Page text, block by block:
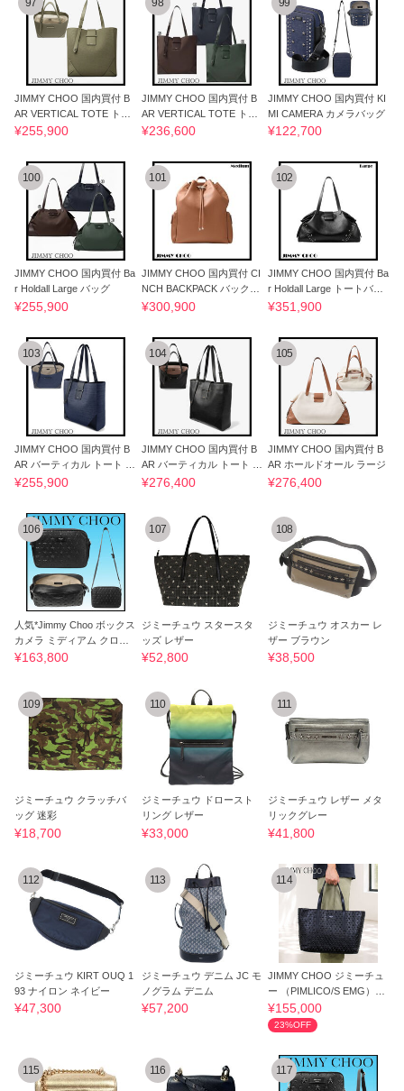
97
JIMMY CHOO 国内買付 B
AR VERTICAL TOTE トー
トバッグ
¥255,900
98
JIMMY CHOO 国内買付 B
AR VERTICAL TOTE トー
トバッグ
¥236,600
99
JIMMY CHOO 国内買付 KI
MI CAMERA カメラバッグ
¥122,700
100
JIMMY CHOO 国内買付 Ba
r Holdall Large バッグ
¥255,900
101
JIMMY CHOO 国内買付 CI
NCH BACKPACK バックパ
ック
¥300,900
102
JIMMY CHOO 国内買付 Ba
r Holdall Large トートバッ
グ
¥351,900
103
JIMMY CHOO 国内買付 B
AR バーティカル トート ミ
ディアム
¥255,900
104
JIMMY CHOO 国内買付 B
AR バーティカル トート ミ
ディアム
¥276,400
105
JIMMY CHOO 国内買付 B
AR ホールドオール ラージ
¥276,400
106
人気*Jimmy Choo ボックス
カメラ ミディアム クロス
ボディバッグ
¥163,800
107
ジミーチュウ スタースタ
ッズ レザー
¥52,800
108
ジミーチュウ オスカー レ
ザー ブラウン
¥38,500
109
ジミーチュウ クラッチバ
ッグ 迷彩
¥18,700
110
ジミーチュウ ドロースト
リング レザー
¥33,000
111
ジミーチュウ レザー メタ
リックグレー
¥41,800
112
ジミーチュウ KIRT OUQ 1
93 ナイロン ネイビー
¥47,300
113
ジミーチュウ デニム JC モ
ノグラム デニム
¥57,200
114
JIMMY CHOO ジミーチュ
ー （PIMLICO/S EMG）ト
ートバッグ
¥155,000
23%OFF
115 116 117